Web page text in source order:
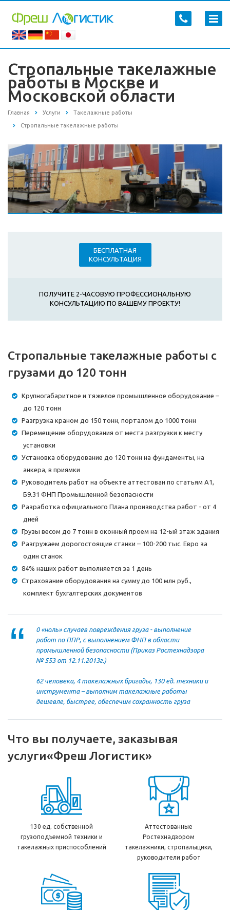
Стропальные такелажные
работы в Москве и
Московской области
Главная Услуги Такелажные работы
Стропальные такелажные работы
БЕСПЛАТНАЯ
КОНСУЛЬТАЦИЯ
ПОЛУЧИТЕ 2-ЧАСОВУЮ ПРОФЕССИОНАЛЬНУЮ
КОНСУЛЬТАЦИЮ ПО ВАШЕМУ ПРОЕКТУ!
Стропальные такелажные работы с
грузами до 120 тонн
Крупногабаритное и тяжелое промышленное оборудование –
до 120 тонн
Разгрузка краном до 150 тонн, порталом до 1000 тонн
Перемещение оборудования от места разгрузки к месту
установки
Установка оборудование до 120 тонн на фундаменты, на
анкера, в приямки
Руководитель работ на объекте аттестован по статьям А1,
Б9.31 ФНП Промышленной безопасности
Разработка официального Плана производства работ - от 4
дней
Грузы весом до 7 тонн в оконный проем на 12-ый этаж здания
Разгружаем дорогостоящие станки – 100-200 тыс. Евро за
один станок
84% наших работ выполняется за 1 день
Страхование оборудования на сумму до 100 млн руб.,
комплект бухгалтерских документов
0 «ноль» случаев повреждения груза - выполнение
работ по ППР, с выполнением ФНП в области
промышленной безопасности (Приказ Ростехнадзора
№ 553 от 12.11.2013г.)
62 человека, 4 такелажных бригады, 130 ед. техники и
инструмента – выполним такелажные работы
дешевле, быстрее, обеспечим сохранность груза
Что вы получаете, заказывая
услуги«Фреш Логистик»
130 ед. собственной
грузоподъемной техники и
такелажных приспособлений
Аттестованные
Ростехнадзором
такелажники, стропальщики,
руководители работ